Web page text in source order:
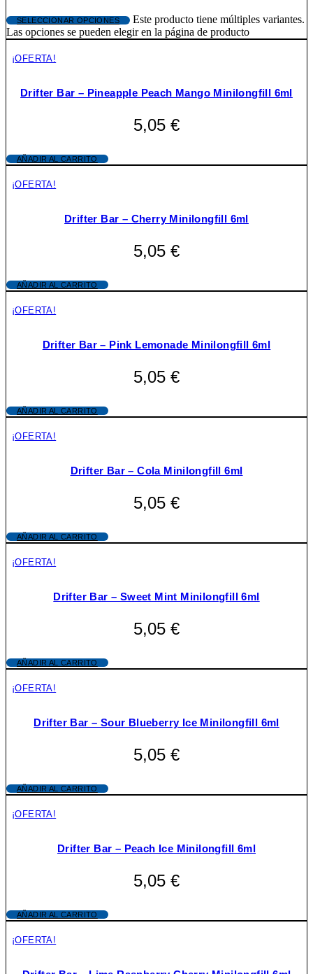
SELECCIONAR OPCIONES
Este producto tiene múltiples variantes.
Las opciones se pueden elegir en la página de producto
¡OFERTA!
Drifter Bar – Pineapple Peach Mango Minilongfill 6ml
5,05 €
AÑADIR AL CARRITO
¡OFERTA!
Drifter Bar – Cherry Minilongfill 6ml
5,05 €
AÑADIR AL CARRITO
¡OFERTA!
Drifter Bar – Pink Lemonade Minilongfill 6ml
5,05 €
AÑADIR AL CARRITO
¡OFERTA!
Drifter Bar – Cola Minilongfill 6ml
5,05 €
AÑADIR AL CARRITO
¡OFERTA!
Drifter Bar – Sweet Mint Minilongfill 6ml
5,05 €
AÑADIR AL CARRITO
¡OFERTA!
Drifter Bar – Sour Blueberry Ice Minilongfill 6ml
5,05 €
AÑADIR AL CARRITO
¡OFERTA!
Drifter Bar – Peach Ice Minilongfill 6ml
5,05 €
AÑADIR AL CARRITO
¡OFERTA!